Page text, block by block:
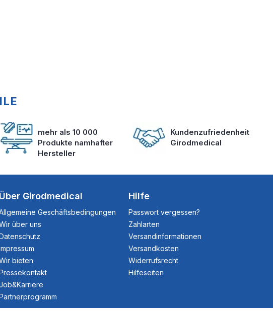
mehr als 10 000
Produkte namhafter
Hersteller
Kundenzufriedenheit
Girodmedical
Über Girodmedical
Geschäftsbedingungen
über uns
bieten
Hilfe
Passwort vergessen?
Zahlarten
Versandinformationen
Versandkosten
Widerrufsrecht
Hilfeseiten